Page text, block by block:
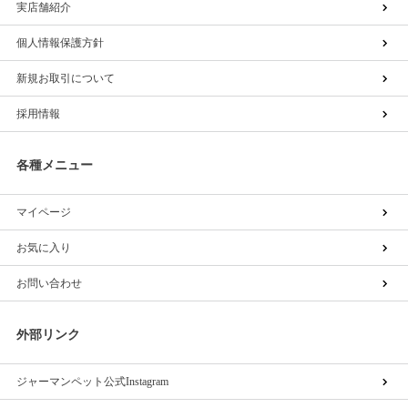
実店舗紹介
個人情報保護方針
新規お取引について
採用情報
各種メニュー
マイページ
お気に入り
お問い合わせ
外部リンク
ジャーマンペット公式Instagram